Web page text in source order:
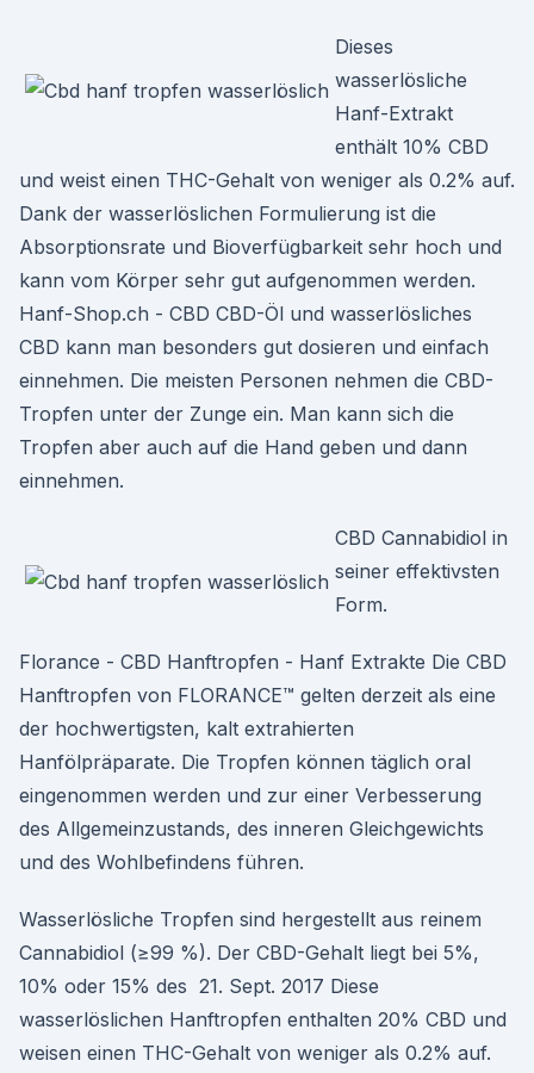
Dieses
wasserlösliche
Hanf-Extrakt
enthält 10% CBD
und weist einen THC-Gehalt von weniger als 0.2% auf.
Dank der wasserlöslichen Formulierung ist die
Absorptionsrate und Bioverfügbarkeit sehr hoch und
kann vom Körper sehr gut aufgenommen werden.
Hanf-Shop.ch - CBD CBD-Öl und wasserlösliches
CBD kann man besonders gut dosieren und einfach
einnehmen. Die meisten Personen nehmen die CBD-
Tropfen unter der Zunge ein. Man kann sich die
Tropfen aber auch auf die Hand geben und dann
einnehmen.
CBD Cannabidiol in
seiner effektivsten
Form.
Florance - CBD Hanftropfen - Hanf Extrakte Die CBD
Hanftropfen von FLORANCE™ gelten derzeit als eine
der hochwertigsten, kalt extrahierten
Hanfölpräparate. Die Tropfen können täglich oral
eingenommen werden und zur einer Verbesserung
des Allgemeinzustands, des inneren Gleichgewichts
und des Wohlbefindens führen.
Wasserlösliche Tropfen sind hergestellt aus reinem
Cannabidiol (≥99 %). Der CBD-Gehalt liegt bei 5%,
10% oder 15% des 21. Sept. 2017 Diese
wasserlöslichen Hanftropfen enthalten 20% CBD und
weisen einen THC-Gehalt von weniger als 0.2% auf.